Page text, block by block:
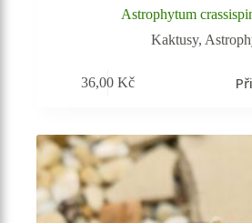
Astrophytum
Kaktusy,
36,00Kč